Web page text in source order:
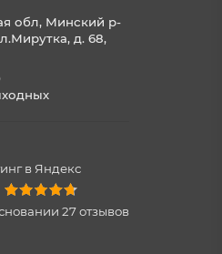
обл, Минский р-
д. 68,
в Яндекс
27отзывов